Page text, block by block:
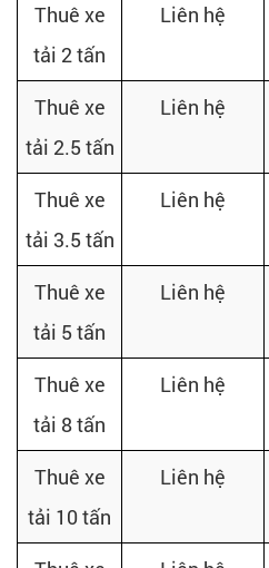
Thuê xe
tải 2 tấn
Liên hệ
Thuê xe
tải 2.5 tấn
Liên hệ
Thuê xe
tải 3.5 tấn
Liên hệ
Thuê xe
tải 5 tấn
Liên hệ
Thuê xe
tải 8 tấn
Liên hệ
Thuê xe
tải 10 tấn
Liên hệ